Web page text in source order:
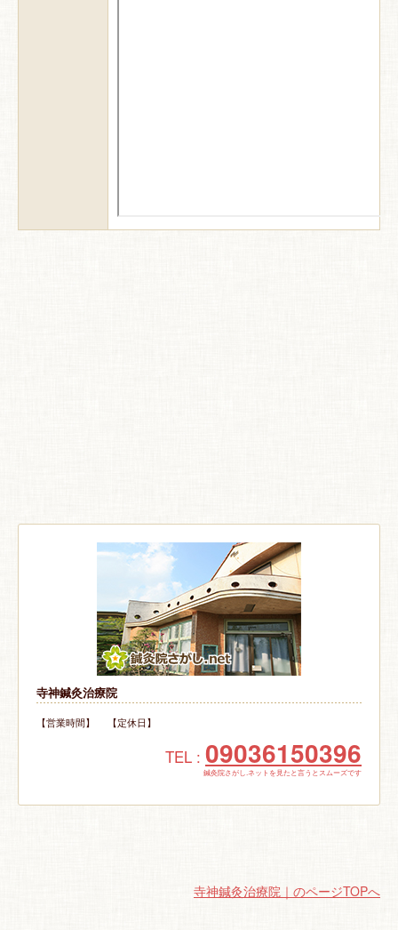
寺神鍼灸治療院
【営業時間】 【定休日】
TEL : 09036150396
鍼灸院さがし.ネットを見たと言うとスムーズです
寺神鍼灸治療院｜のページTOPへ